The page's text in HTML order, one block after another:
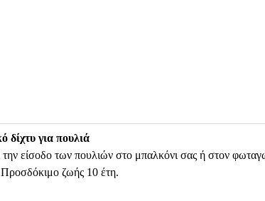
δίχτυ για πουλιά
είσοδο των πουλιών στο μπαλκόνι σας ή στον
ζωής 10 έτη.